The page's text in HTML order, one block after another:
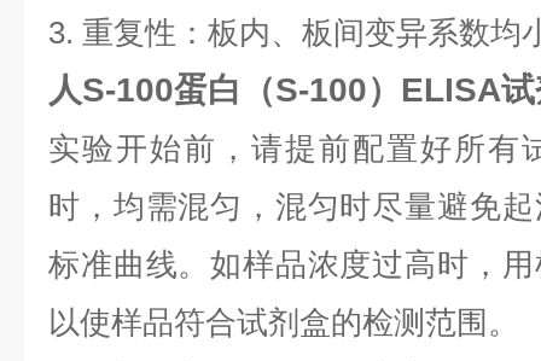
3. 重复性：板内、板间变异系数均
人S-100蛋白（S-100）ELISA
实验开始前，请提前配置好所有
时，均需混匀，混匀时尽量避免
标准曲线。如样品浓度过高时，
以使样品符合试剂盒的检测范围。